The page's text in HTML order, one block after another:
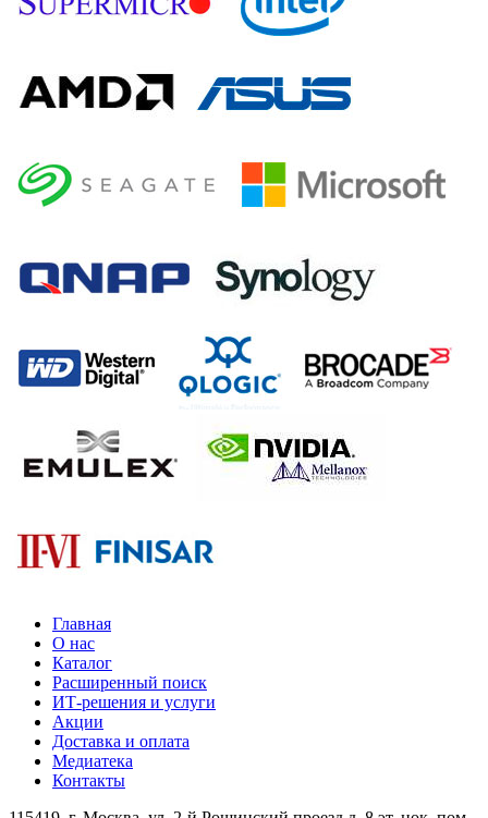
Главная
О нас
Каталог
Расширенный поиск
ИТ-решения и услуги
Акции
Доставка и оплата
Медиатека
Контакты